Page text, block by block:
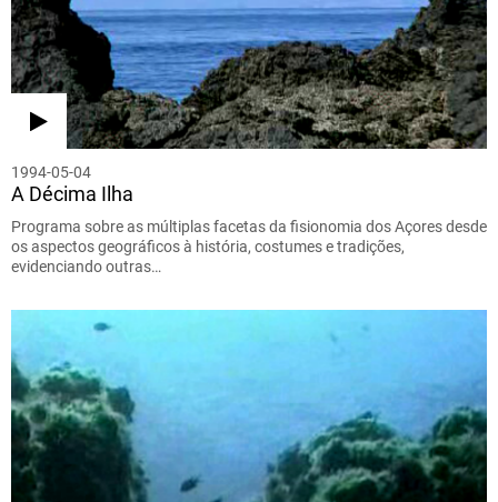
1994-05-04
A Décima Ilha
Programa sobre as múltiplas facetas da fisionomia dos Açores desde
os aspectos geográficos à história, costumes e tradições,
evidenciando outras…